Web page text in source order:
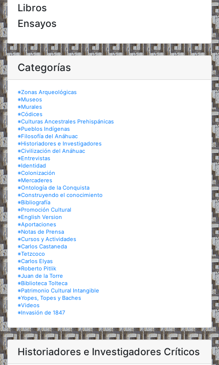
Libros
Ensayos
Categorías
※Zonas Arqueológicas
※Museos
※Murales
※Códices
※Culturas Ancestrales Prehispánicas
※Pueblos Indígenas
※Filosofía del Anáhuac
※Historiadores e Investigadores
※Civilización del Anáhuac
※Entrevistas
※Identidad
※Colonización
※Mercaderes
※Ontología de la Conquista
※Construyendo el conocimiento
※Bibliografía
※Promoción Cultural
※English Version
※Aportaciones
※Notas de Prensa
※Cursos y Actividades
※Carlos Castaneda
※Tetzcoco
※Carlos Elyas
※Roberto Pitlik
※Juan de la Torre
※Biblioteca Tolteca
※Patrimonio Cultural Intangible
※Yopes, Topes y Baches
※Videos
※Invasión de 1847
Historiadores e Investigadores Críticos